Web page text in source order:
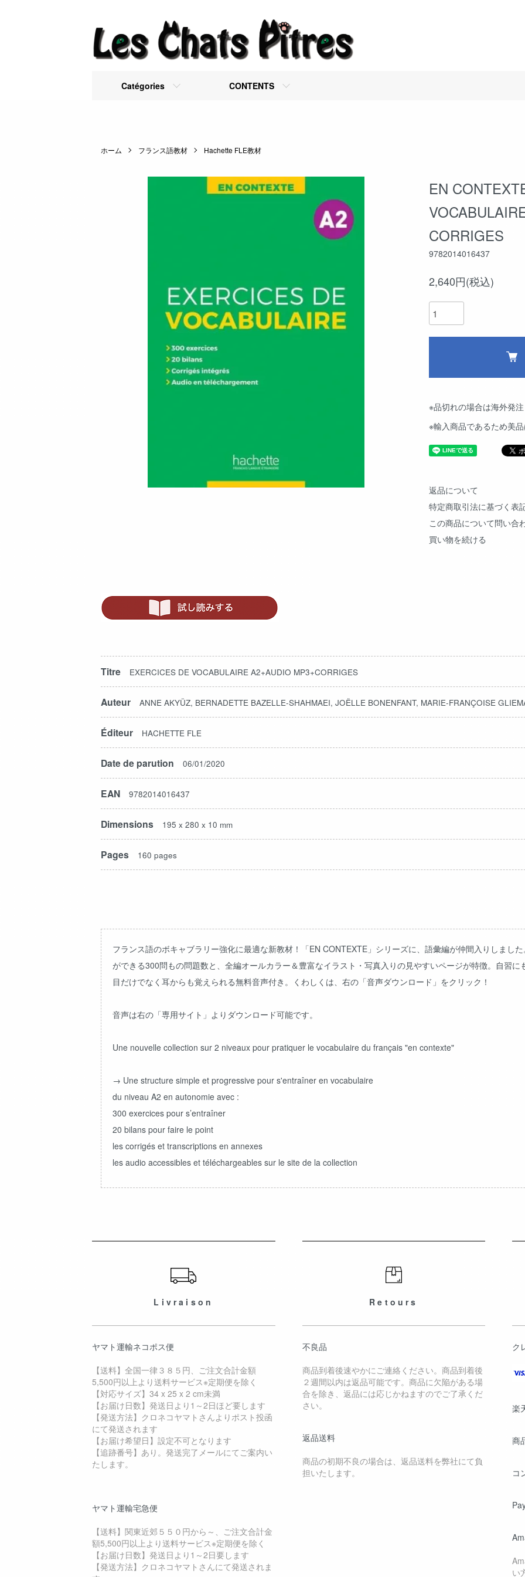
Catégories CONTENTS
ホーム フランス語教材 Hachette FLE教材
EN
CORRIGES
9782014016437
2,640円(税込)
※品切れの場合は海外発
※輸入商品であるため美
返品について
特定商取引法に基づく表
この商品について問い合
買い物を続ける
Titre EXERCICES DE VOCABULAIRE A2+AUDIO MP3+CORRIGES
Auteur ANNE AKYÜZ, BERNADETTE BAZELLE-SHAHMAEI, JOËLLE BONENFANT, MARIE-FRANÇOISE
Éditeur HACHETTE FLE
Date de parution 06/01/2020
EAN 9782014016437
Dimensions 195 x 280 x 10 mm
Pages 160 pages
フランス語のボキャブラリー強化に最適な新教材！「EN CONTEXTE」シリーズに、語彙編が仲間入りしまし
ができる300問もの問題数と、全編オールカラー＆豊富なイラスト・写真入りの見やすいページが特徴。自習
目だけでなく耳からも覚えられる無料音声付き。くわしくは、右の「音声ダウンロード」をクリック！
音声は右の「専用サイト 」よりダウンロード可能です。
Une nouvelle collection sur 2 niveaux pour pratiquer le vocabulaire du français "en contexte"
→ Une structure simple et progressive pour s'entraîner en vocabulaire
du niveau A2 en autonomie avec :
300 exercices pour s’entraîner
20 bilans pour faire le point
les corrigés et transcriptions en annexes
les audio accessibles et téléchargeables sur le site de la collection
Livraison
ヤマト運輸ネコポス便
【送料】全国一律３８５円、ご注文合計金額
5,500円以上より送料サービス※定期便を除く
【対応サイズ】34 x 25 x 2 cm未満
【お届け日数】発送日より1～2日ほど要します
【発送方法】クロネコヤマトさんよりポスト投函
にて発送されます
【お届け希望日】設定不可となります
【追跡番号】あり。発送完了メールにてご案内い
たします。
ヤマト運輸宅急便
【送料】関東近郊５５０円から～、ご注文合計金
額5,500円以上より送料サービス※定期便を除く
【お届け日数】発送日より1～2日要します
【発送方法】クロネコヤマトさんにて発送されま
Retours
不良品
商品到着後速やかにご連絡ください。商品到着後
２週間以内は返品可能です。商品に欠陥がある場
合を除き、返品には応じかねますのでご了承くだ
さい。
返品送料
商品の初期不良の場合は、返品送料を弊社にて負
担いたします。
ク
楽
商
コ
い